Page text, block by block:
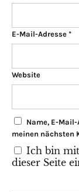
E-Mail-Adresse *
Website
Name, E-
meinen nächsten
Ich bin
dieser Seite